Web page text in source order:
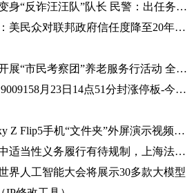
【播资讯】流浪金毛变身“反诈汪汪队”队长 民警：出任务都要抢“档期 ”
今日最新！最新民调：美民众对联邦政府信任度降至20年来最低水平
开封市禹王台区组织开展“市民考察团”养老服务行活动 全球热消息
异动快报：中路Ｂ股 9009158月23日14点51分封涨停板-今日热搜
今日最新！三星Galaxy Z Flip5手机“文件夹”外屏演示视频曝光
贵金属延期产品交易中适当性义务履行有待规制，上海法院向交易所发出司法建议_每日观察
界人工智能大会将展示30多款大模型